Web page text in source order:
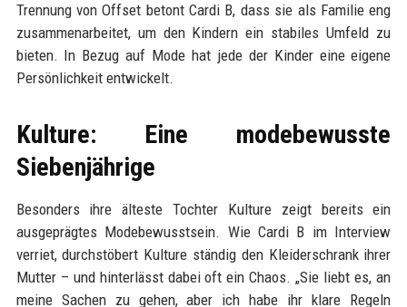
Trennung von Offset betont Cardi B, dass sie als Familie eng
zusammenarbeitet, um den Kindern ein stabiles Umfeld zu
bieten. In Bezug auf Mode hat jede der Kinder eine eigene
Persönlichkeit entwickelt.
Kulture: Eine modebewusste
Siebenjährige
Besonders ihre älteste Tochter Kulture zeigt bereits ein
ausgeprägtes Modebewusstsein. Wie Cardi B im Interview
verriet, durchstöbert Kulture ständig den Kleiderschrank ihrer
Mutter – und hinterlässt dabei oft ein Chaos. „Sie liebt es, an
meine Sachen zu gehen, aber ich habe ihr klare Regeln